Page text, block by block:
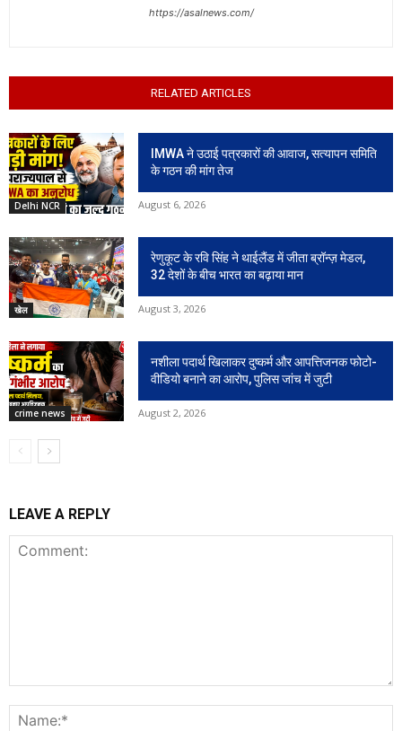
https://asalnews.com/
RELATED ARTICLES
Delhi NCR
IMWA ने उठाई पत्रकारों की आवाज, सत्यापन समिति
के गठन की मांग तेज
August 6, 2026
खेल
रेणुकूट के रवि सिंह ने थाईलैंड में जीता ब्रॉन्ज़ मेडल,
32 देशों के बीच भारत का बढ़ाया मान
August 3, 2026
crime news
नशीला पदार्थ खिलाकर दुष्कर्म और आपत्तिजनक फोटो-
वीडियो बनाने का आरोप, पुलिस जांच में जुटी
August 2, 2026
LEAVE A REPLY